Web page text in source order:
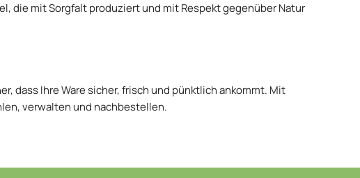
die mit Sorgfalt produziert und mit Respekt gegenüber Natur
dass Ihre Ware sicher, frisch und pünktlich ankommt. Mit
verwalten und nachbestellen.